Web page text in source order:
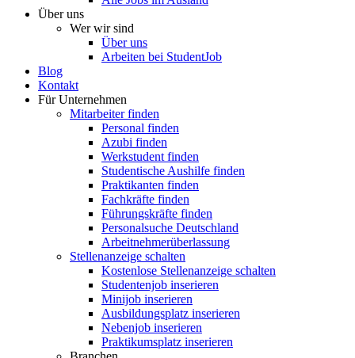
Über uns
Wer wir sind
Über uns
Arbeiten bei StudentJob
Blog
Kontakt
Für Unternehmen
Mitarbeiter finden
Personal finden
Azubi finden
Werkstudent finden
Studentische Aushilfe finden
Praktikanten finden
Fachkräfte finden
Führungskräfte finden
Personalsuche Deutschland
Arbeitnehmerüberlassung
Stellenanzeige schalten
Kostenlose Stellenanzeige schalten
Studentenjob inserieren
Minijob inserieren
Ausbildungsplatz inserieren
Nebenjob inserieren
Praktikumsplatz inserieren